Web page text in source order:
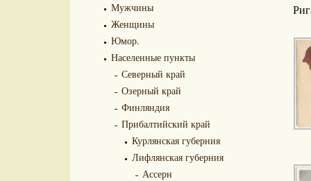
Мужчины
Женщины
Юмор.
Населенные пункты
Северный край
Озерный край
Финляндия
Прибалтийский край
Курлянская губерния
Лифлянская губерния
Ассерн